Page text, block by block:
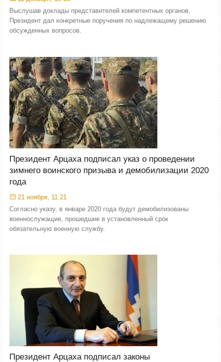
Выслушав доклады представителей компетентных органов,
Президент дал конкретные поручения по надлежащему решению
обсужденных вопросов.
Президент Арцаха подписал указ о проведении
зимнего воинского призыва и демобилизации 2020
года
21 ноября, 11:21
Согласно указу, в январе 2020 года будут демобилизованы
военнослужащие, прошедшие в установленный срок
обязательную военную службу.
Президент Арцаха подписал законы